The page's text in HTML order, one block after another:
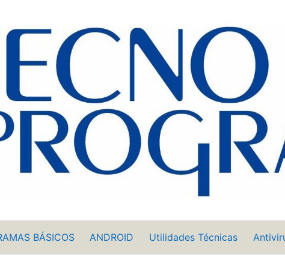
BÁSICOS ANDROID Utilidades Técnicas